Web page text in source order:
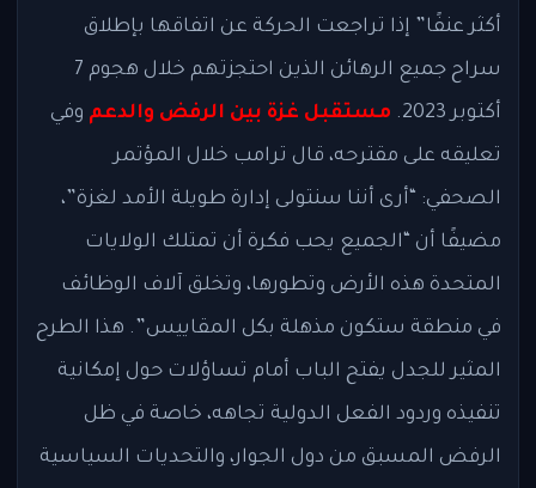
أكثر عنفًا” إذا تراجعت الحركة عن اتفاقها بإطلاق
سراح جميع الرهائن الذين احتجزتهم خلال هجوم 7
أكتوبر 2023.
مستقبل غزة بين الرفض والدعم وفي
تعليقه على مقترحه، قال ترامب خلال المؤتمر
الصحفي: “أرى أننا سنتولى إدارة طويلة الأمد لغزة”،
مضيفًا أن “الجميع يحب فكرة أن تمتلك الولايات
المتحدة هذه الأرض وتطورها، وتخلق آلاف الوظائف
في منطقة ستكون مذهلة بكل المقاييس”. هذا الطرح
المثير للجدل يفتح الباب أمام تساؤلات حول إمكانية
تنفيذه وردود الفعل الدولية تجاهه، خاصة في ظل
الرفض المسبق من دول الجوار، والتحديات السياسية